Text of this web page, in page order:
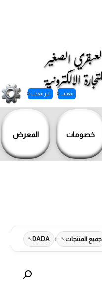
خصومات المعرض
معجب 0 غير معجب 0
جميع المنتجات ›
DADA